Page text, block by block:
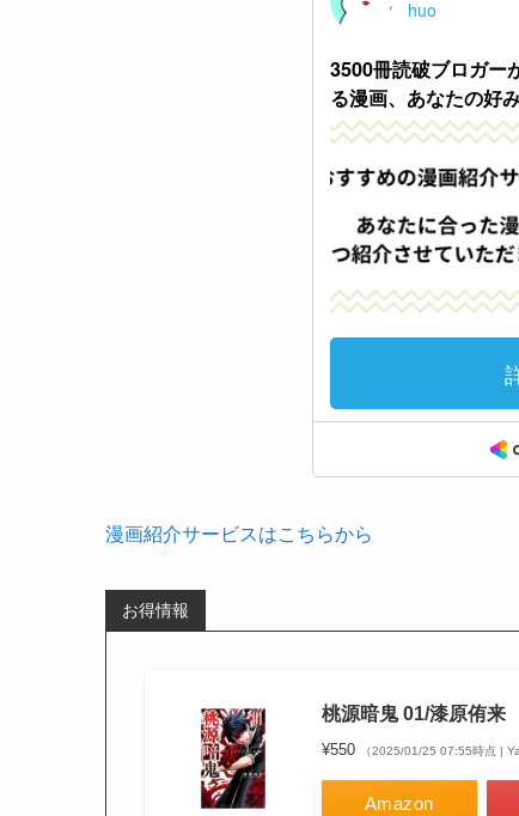
漫画紹介サービスはこちらから
お得情報
桃源暗鬼 01/漆原侑来
¥550 （2025/01/25 07:55時点 |
Amazon